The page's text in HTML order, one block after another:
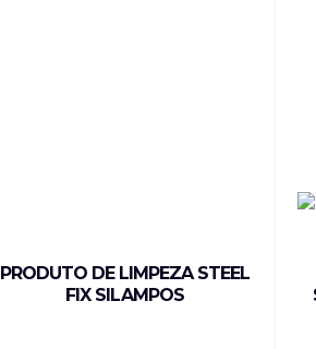
PRODUTO DE LIMPEZA STEEL
FIX SILAMPOS